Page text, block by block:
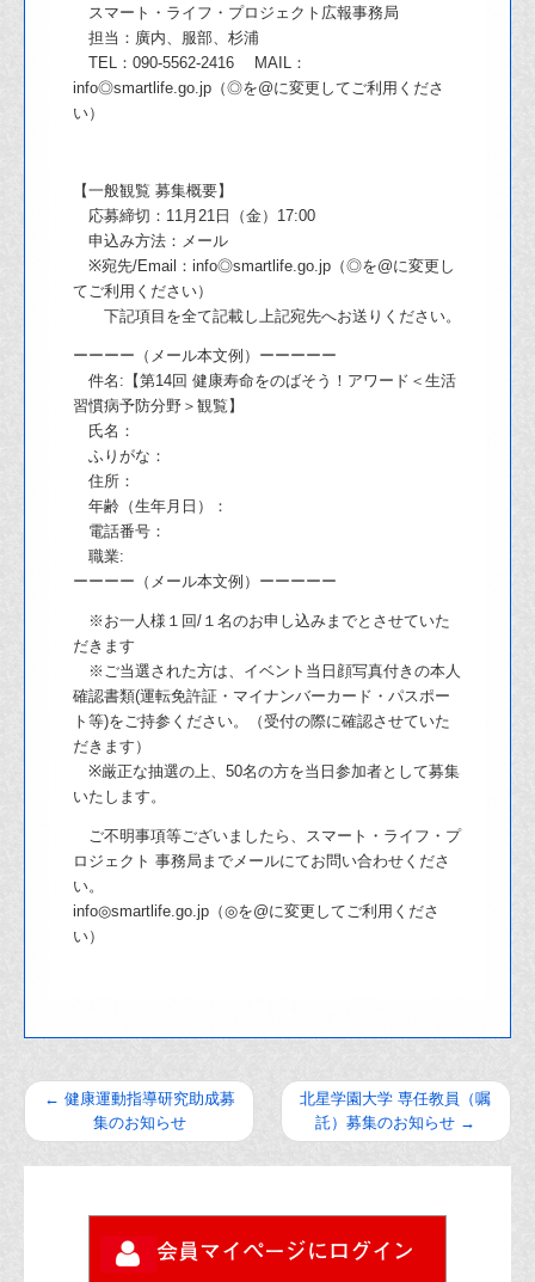
スマート・ライフ・プロジェクト広報事務局
担当：廣内、服部、杉浦
TEL：090-5562-2416 MAIL：
info◎smartlife.go.jp（◎を@に変更してご利用くださ
い）
【一般観覧 募集概要】
応募締切：11月21日（金）17:00
申込み方法：メール
※宛先/Email：info◎smartlife.go.jp（◎を@に変更し
てご利用ください）
下記項目を全て記載し上記宛先へお送りください。
ーーーー（メール本文例）ーーーーー
件名:【第14回 健康寿命をのばそう！アワード＜生活
習慣病予防分野＞観覧】
氏名：
ふりがな：
住所：
年齢（生年月日）：
電話番号：
職業:
ーーーー（メール本文例）ーーーーー
※お一人様１回/１名のお申し込みまでとさせていた
だきます
※ご当選された方は、イベント当日顔写真付きの本人
確認書類(運転免許証・マイナンバーカード・パスポー
ト等)をご持参ください。（受付の際に確認させていた
だきます）
※厳正な抽選の上、50名の方を当日参加者として募集
いたします。
ご不明事項等ございましたら、スマート・ライフ・プ
ロジェクト 事務局までメールにてお問い合わせくださ
い。
info◎smartlife.go.jp（◎を@に変更してご利用くださ
い）
← 健康運動指導研究助成募
集のお知らせ
北星学園大学 専任教員（嘱
託）募集のお知らせ →